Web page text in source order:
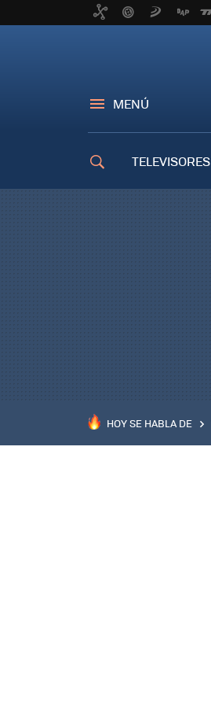
MENÚ
TELEVISORES
HOY SE HABLA DE